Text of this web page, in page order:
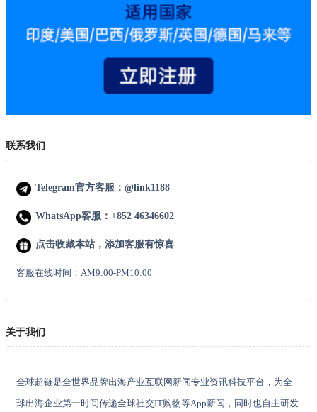
联系我们
Telegram官方客服：@link1188
WhatsApp客服：+852 46346602
点击收藏本站，添加客服有惊喜
客服在线时间：AM9:00-PM10:00
关于我们
全球超链是全世界品牌出海产业互联网新闻专业资讯科技平台，为全
球出海企业第一时间传递全球社交IT购物等App新闻，同时也自主研发